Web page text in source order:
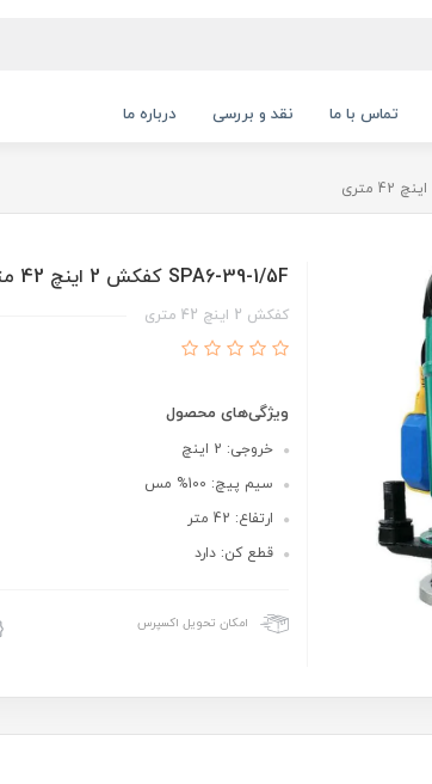
تماس با ما نقد و بررسی درباره ما
SPA6-39-1/5F کفکش 2 اینچ 42 متری
کفکش 2 اینچ 42 متری
ویژگی‌های محصول
خروجی: 2 اینچ
سیم پیچ: 100% مس
ارتفاع: 42 متر
قطع کن: دارد
امکان تحویل اکسپرس